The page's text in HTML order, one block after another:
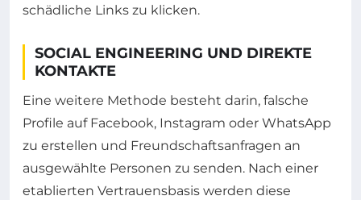
schädliche Links zu klicken.
SOCIAL ENGINEERING UND DIREKTE
KONTAKTE
Eine weitere Methode besteht darin, falsche
Profile auf Facebook, Instagram oder WhatsApp
zu erstellen und Freundschaftsanfragen an
ausgewählte Personen zu senden. Nach einer
etablierten Vertrauensbasis werden diese